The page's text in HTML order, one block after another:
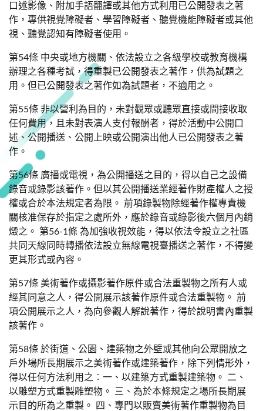
口述影像、附加手語翻譯或其他方式利用已公開發表之著
作，專供視覺障礙者、學習障礙者、聽覺機能障礙者或其他
視、聽覺認知有障礙者使用。
第54條 中央或地方機關、依法設立之各級學校或教育機構
辦理之各種考試，得重製已公開發表之著作，供為試題之
用。但已公開發表之著作如為試題者，不適用之。
第55條 非以營利為目的，未對觀眾或聽眾直接或間接收取
任何費用，且未對表演人支付報酬者，得於活動中公開口
述、公開播送、公開上映或公開演出他人已公開發表之著
作。
第56條 廣播或電視，為公開播送之目的，得以自己之設備
錄音或錄影該著作。但以其公開播送業經著作財產權人之授
權或合於本法規定者為限。 前項錄製物除經著作權專責機
關核准保存於指定之處所外，應於錄音或錄影後六個月內銷
燬之。 第56-1條 為加強收視效能，得以依法令設立之社區
共同天線同時轉播依法設立無線電視臺播送之著作，不得變
更其形式或內容。
第57條 美術著作或攝影著作原件或合法重製物之所有人或
經其同意之人，得公開展示該著作原件或合法重製物。 前
項公開展示之人，為向參觀人解說著作，得於說明書內重製
該著作。
第58條 於街道、公園、建築物之外壁或其他向公眾開放之
戶外場所長期展示之美術著作或建築著作，除下列情形外，
得以任何方法利用之︰一、以建築方式重製建築物。 二、
以雕塑方式重製雕塑物。 三、為於本條規定之場所長期展
示目的所為之重製。 四、專門以販賣美術著作重製物為目